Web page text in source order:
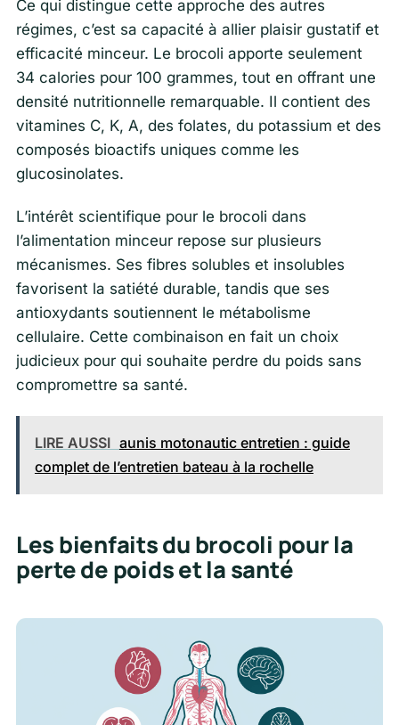
Ce qui distingue cette approche des autres
régimes, c’est sa capacité à allier plaisir gustatif et
efficacité minceur. Le brocoli apporte seulement
34 calories pour 100 grammes, tout en offrant une
densité nutritionnelle remarquable. Il contient des
vitamines C, K, A, des folates, du potassium et des
composés bioactifs uniques comme les
glucosinolates.
L’intérêt scientifique pour le brocoli dans
l’alimentation minceur repose sur plusieurs
mécanismes. Ses fibres solubles et insolubles
favorisent la satiété durable, tandis que ses
antioxydants soutiennent le métabolisme
cellulaire. Cette combinaison en fait un choix
judicieux pour qui souhaite perdre du poids sans
compromettre sa santé.
LIRE AUSSI aunis motonautic entretien : guide
complet de l’entretien bateau à la rochelle
Les bienfaits du brocoli pour la
perte de poids et la santé